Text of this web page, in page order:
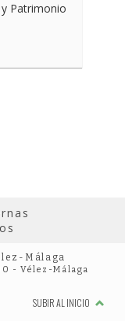
Patrimonio
Málaga
- Vélez-Málaga
SUBIR AL INICIO